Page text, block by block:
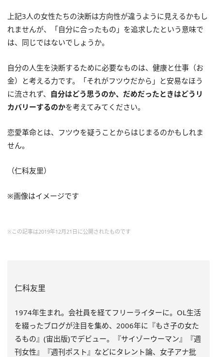
上記3人の女性たちの決断は方向性が違うように見えるかもし
れませんが、「自分に合ったもの」を追求したという意味で
は、同じではないでしょうか。
自分の人生を決断するために必要なものは、健康と仕事（お
金）と考える力です。「それがフツウだから」と安易なほう
に流されず、 自分はどう思うのか、だめだったときはどうリ
カバリーするのかを考えてみてください。
恋愛革命とは、フツウを疑うことからはじまるのかもしれま
せん。
（仁科友里）
※画像はイメージです
※この記事は2019年12月21日に公開されたものです
仁科友里
1974年生まれ。会社員を経てフリーライターに。OL生活
を綴ったブログが注目を集め、2006年に『もさ子の女た
るもの』(宙出版)でデビュー。『サイゾーウーマン』『週
刊女性』『週刊ポスト』などにタレント論、女子アナ批